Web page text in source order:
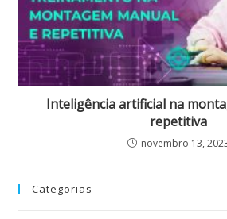
Inteligência artificial na
repetitiva
novembro 13,
Categorias